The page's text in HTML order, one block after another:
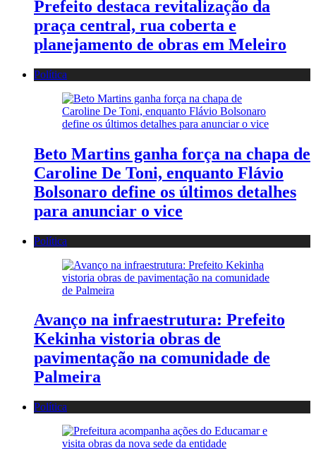
Prefeito destaca revitalização da
praça central, rua coberta e
planejamento de obras em Meleiro
Política
Beto Martins ganha força na chapa de
Caroline De Toni, enquanto Flávio
Bolsonaro define os últimos detalhes
para anunciar o vice
Política
Avanço na infraestrutura: Prefeito
Kekinha vistoria obras de
pavimentação na comunidade de
Palmeira
Política